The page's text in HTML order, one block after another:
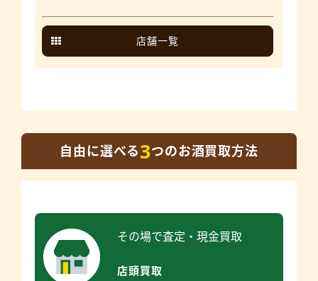
店舗一覧
自由に選べる3つのお酒買取方法
その場で査定・現金買取
店頭買取